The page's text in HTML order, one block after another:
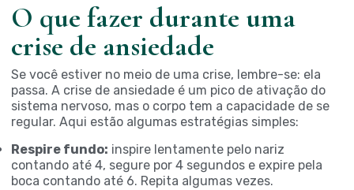
O que fazer durante uma
crise de ansiedade
Se você estiver no meio de uma crise, lembre-se: ela
passa. A crise de ansiedade é um pico de ativação do
sistema nervoso, mas o corpo tem a capacidade de se
regular. Aqui estão algumas estratégias simples:
Respire fundo: inspire lentamente pelo nariz
contando até 4, segure por 4 segundos e expire pela
boca contando até 6. Repita algumas vezes.